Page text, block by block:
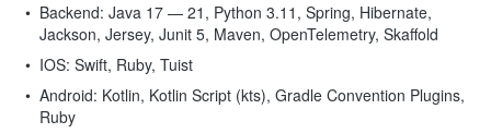
Backend: Java 17 — 21, Python 3.11, Spring, Hibernate,
Jackson, Jersey, Junit 5, Maven, OpenTelemetry, Skaffold
IOS: Swift, Ruby, Tuist
Android: Kotlin, Kotlin Script (kts), Gradle Convention Plugins,
Ruby